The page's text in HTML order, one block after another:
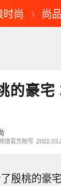
时尚 尚品
的豪
道官方账号
殷桃的豪